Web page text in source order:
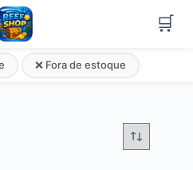
🛒
❌ Fora de estoque